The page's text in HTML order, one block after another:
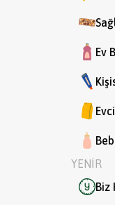
Ev
YENİR
Biz